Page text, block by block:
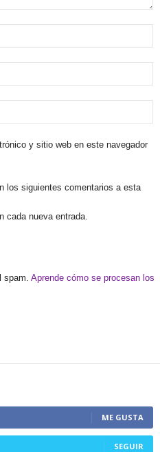
y sitio web en este navegador
los siguientes comentarios a esta
cada nueva entrada.
spam. Aprende cómo se procesan los
ME GUSTA
SEGUIR